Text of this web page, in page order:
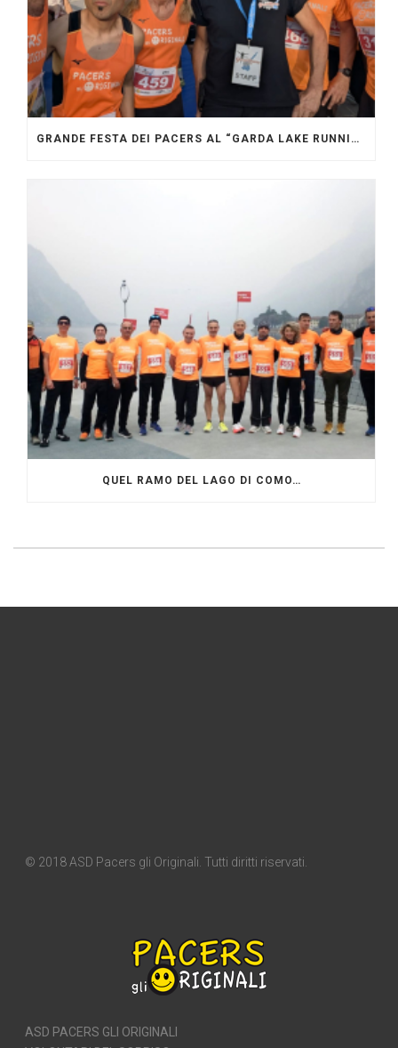
GRANDE FESTA DEI PACERS AL “GARDA LAKE RUNNING FESTIVAL”
QUEL RAMO DEL LAGO DI COMO…
© 2018 ASD Pacers gli Originali. Tutti diritti riservati.
ASD PACERS GLI ORIGINALI